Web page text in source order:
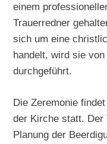
einem
Trauerredner
sich um eine
handelt, wird sie
durchgeführt.
Die Zeremonie
der Kirche statt. Der
Planung der